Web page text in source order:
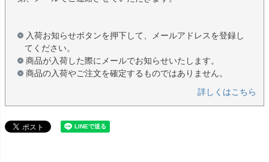
入荷お知らせボタンを押下して、メールアドレスを登録し
てください。
商品が入荷した際にメールでお知らせいたします。
商品の入荷やご注文を確定するものではありません。
詳しくはこちら